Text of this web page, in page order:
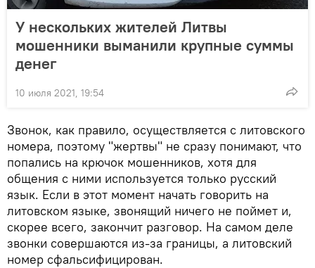
У нескольких жителей Литвы
мошенники выманили крупные суммы
денег
10 июля 2021, 19:54
Звонок, как правило, осуществляется с литовского
номера, поэтому "жертвы" не сразу понимают, что
попались на крючок мошенников, хотя для
общения с ними используется только русский
язык. Если в этот момент начать говорить на
литовском языке, звонящий ничего не поймет и,
скорее всего, закончит разговор. На самом деле
звонки совершаются из-за границы, а литовский
номер сфальсифицирован.